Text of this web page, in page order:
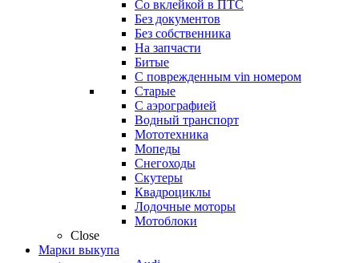
Со вклейкой в ПТС
Без документов
Без собственника
На запчасти
Битые
С поврежденным vin номером
Старые
С аэрографией
Водный транспорт
Мототехника
Мопеды
Снегоходы
Скутеры
Квадроциклы
Лодочные моторы
Мотоблоки
Close
Марки выкупа